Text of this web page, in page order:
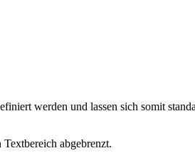
werden und lassen sich somit
abgebrenzt.